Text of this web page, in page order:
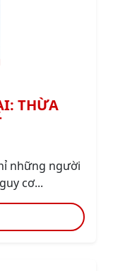
THỪA
những người
cơ...